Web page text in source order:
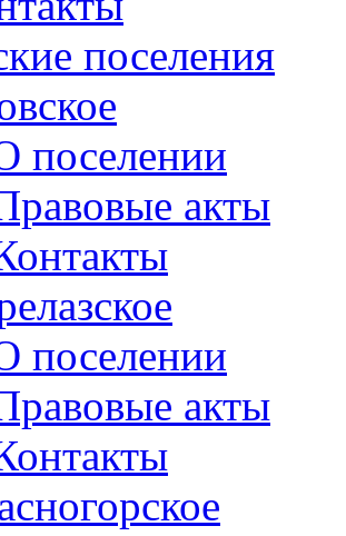
поселения
поселении
акты
поселении
акты